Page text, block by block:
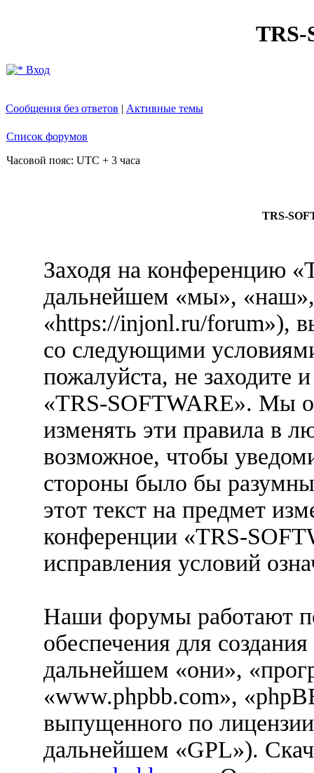
TRS-
Вход
Сообщения без ответов | Активные темы
Список форумов
Часовой пояс: UTC + 3 часа
TRS-
Заходя на конференцию
дальнейшем «мы»,
«https://injonl.ru/forum»),
со следующими
пожалуйста, не заходите
«TRS-SOFTWARE». Мы
изменять эти правила в
возможное, чтобы
стороны было бы
этот текст на предмет
конференции «TRS-
исправления условий
Наши форумы работают
обеспечения для
дальнейшем «они»,
«www.phpbb.com»,
выпущенного по
дальнейшем «GPL»).